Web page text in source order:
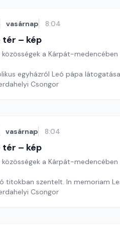
vasárnap 8:04
tér – kép
a Kárpát-medencében
egyházról Leó pápa
Csongor
vasárnap 8:04
tér – kép
a Kárpát-medencében
titokban szentelt. In memoriam
Csongor